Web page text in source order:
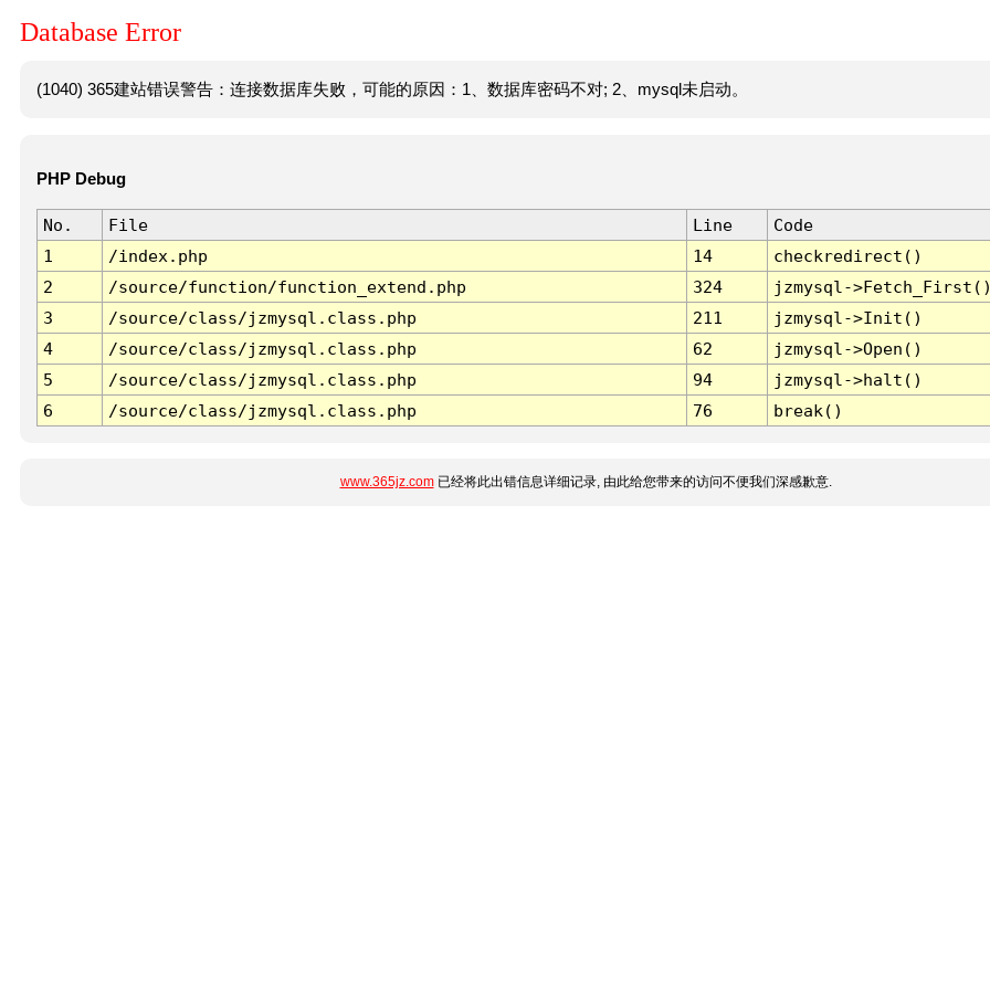
Database Error
(1040) 365建站错误警告：连接数据库失败，可能的原因：1、数据库密码不对; 2、mysql未启动。
PHP Debug
No. File Line
Code
1
/index.php 14
checkredirect()
2
/source/function/function_extend.php 324
jzmysql-
3
/source/class/jzmysql.class.php 211
jzmysql->Init()
4
/source/class/jzmysql.class.php 62
jzmysql->Open()
5
/source/class/jzmysql.class.php 94
jzmysql->halt()
6
/source/class/jzmysql.class.php 76 break()
www.365jz.com已经将此出错信息详细记录, 由此给您带来的访问不便我们深感歉意.